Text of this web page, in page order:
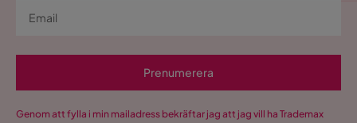
Prenumerera
Genom att fylla i min mailadress bekräftar jag att jag vill ha Trademax